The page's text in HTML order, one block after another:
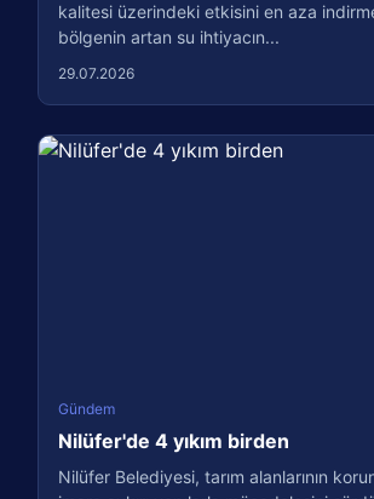
kalitesi üzerindeki etkisini en aza
bölgenin artan su ihtiyacın...
29.07.2026
Gündem
Nilüfer'de 4 yıkım birden
Nilüfer Belediyesi, tarım alanlarının